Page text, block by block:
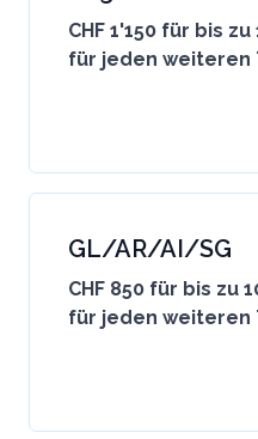
CHF 1'150 für bis
für jeden weiteren
GL/AR/AI/SG
CHF 850 für bis zu
für jeden weiteren